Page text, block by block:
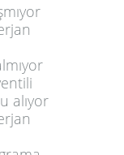
alıyor